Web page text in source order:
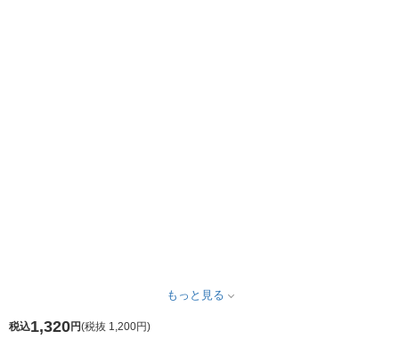
もっと見る
税込1,320円(税抜 1,200円)